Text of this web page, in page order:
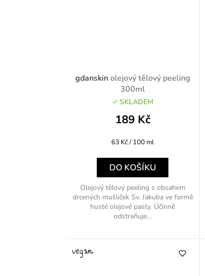
gdanskinolejový tělový peeling
300ml
SKLADEM
189 Kč
Měrná
63 Kč / 100 ml
DO KOŠÍKU
Olejový tělový peeling s obsahem
drcených mušliček Sv. Jakuba ve formě
husté olejové pasty. Účinně
odstraňuje...